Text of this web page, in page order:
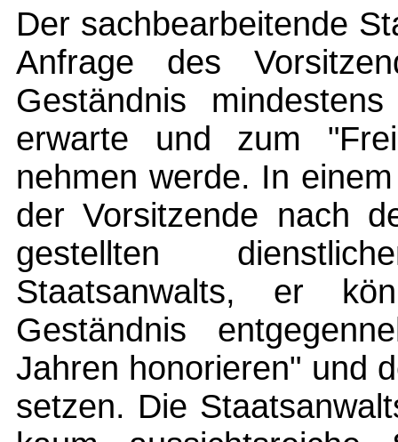
Der sachbearbeitende
Anfrage des
Geständnis
erwarte und zum
nehmen werde. In
der Vorsitzende nach
gestellten
Staatsanwalts, er
Geständnis
Jahren honorieren" und
setzen. Die